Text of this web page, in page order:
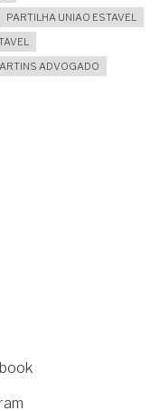
PARTILHA UNIAO ESTAVEL
ADVOGADO